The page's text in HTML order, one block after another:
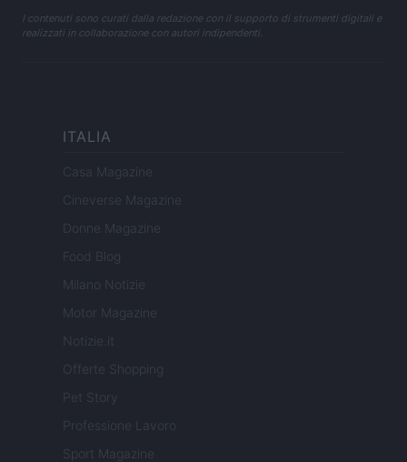
I contenuti sono curati dalla redazione con il supporto di strumenti digitali e
realizzati in collaborazione con autori indipendenti.
ITALIA
Casa Magazine
Cineverse Magazine
Donne Magazine
Food Blog
Milano Notizie
Motor Magazine
Notizie.it
Offerte Shopping
Pet Story
Professione Lavoro
Sport Magazine